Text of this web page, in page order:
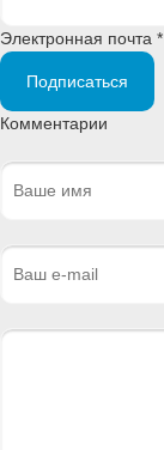
Электронная почта *
Подписаться
Комментарии